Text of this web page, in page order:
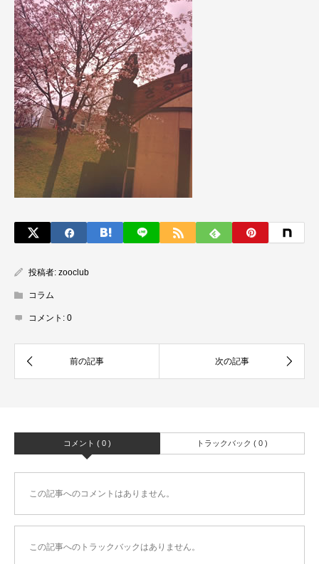
投稿者: zooclub
コラム
コメント: 0
コメント ( 0 ) トラックバック ( 0 )
この記事へのコメントはありません。
この記事へのトラックバックはありません。